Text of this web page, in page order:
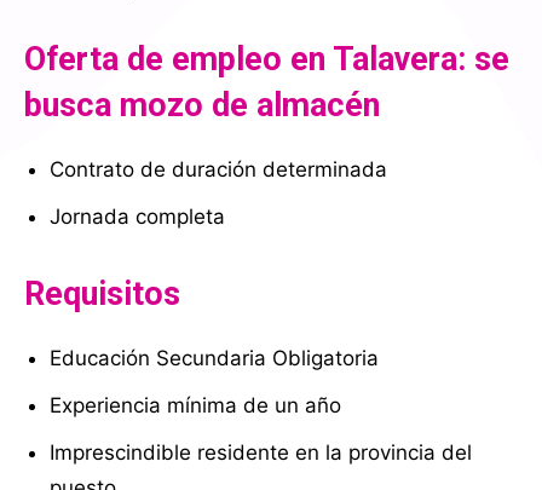
Oferta de empleo en Talavera: se
busca mozo de almacén
Contrato de duración determinada
Jornada completa
Requisitos
Educación Secundaria Obligatoria
Experiencia mínima de un año
Imprescindible residente en la provincia del